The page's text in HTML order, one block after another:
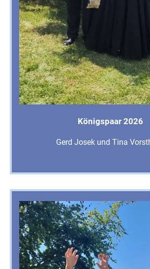
Königspaar 2026
Gerd Josek und Tina